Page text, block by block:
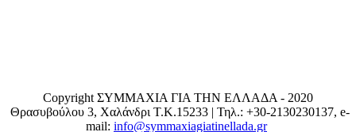
Copyright ΣΥΜΜΑΧΙΑ ΓΙΑ ΤΗΝ ΕΛΛΑΔΑ - 2020
Θρασυβούλου 3, Χαλάνδρι T.K.15233 | Τηλ.: +30-2130230137, e-
mail: info@symmaxiagiatinellada.gr